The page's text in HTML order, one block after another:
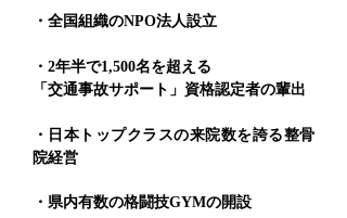
・全国組織のNPO法人設立
・2年半で1,500名を超える
「交通事故サポート」資格認定者の輩出
・日本トップクラスの来院数を誇る整骨
院経営
・県内有数の格闘技GYMの開設